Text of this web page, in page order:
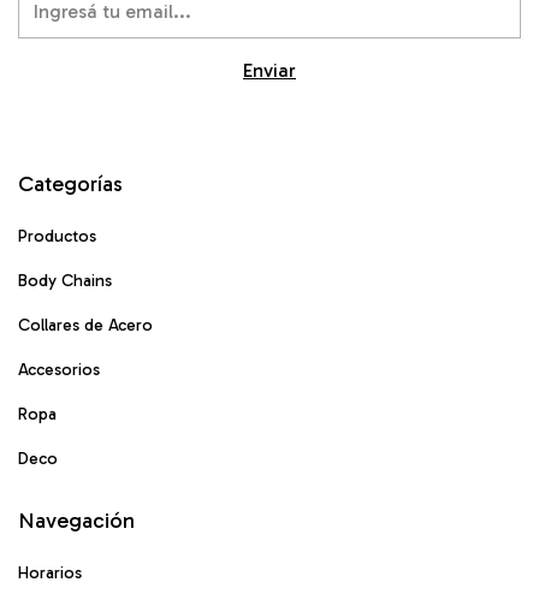
Categorías
Productos
Body Chains
Collares de Acero
Accesorios
Ropa
Deco
Navegación
Horarios